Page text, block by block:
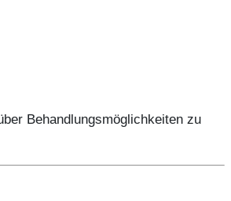
Behandlungsmöglichkeiten zu